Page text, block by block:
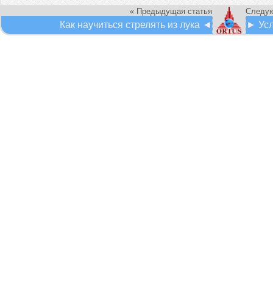
« Предыдущая статья
Как научиться стрелять из лука ◄ ►